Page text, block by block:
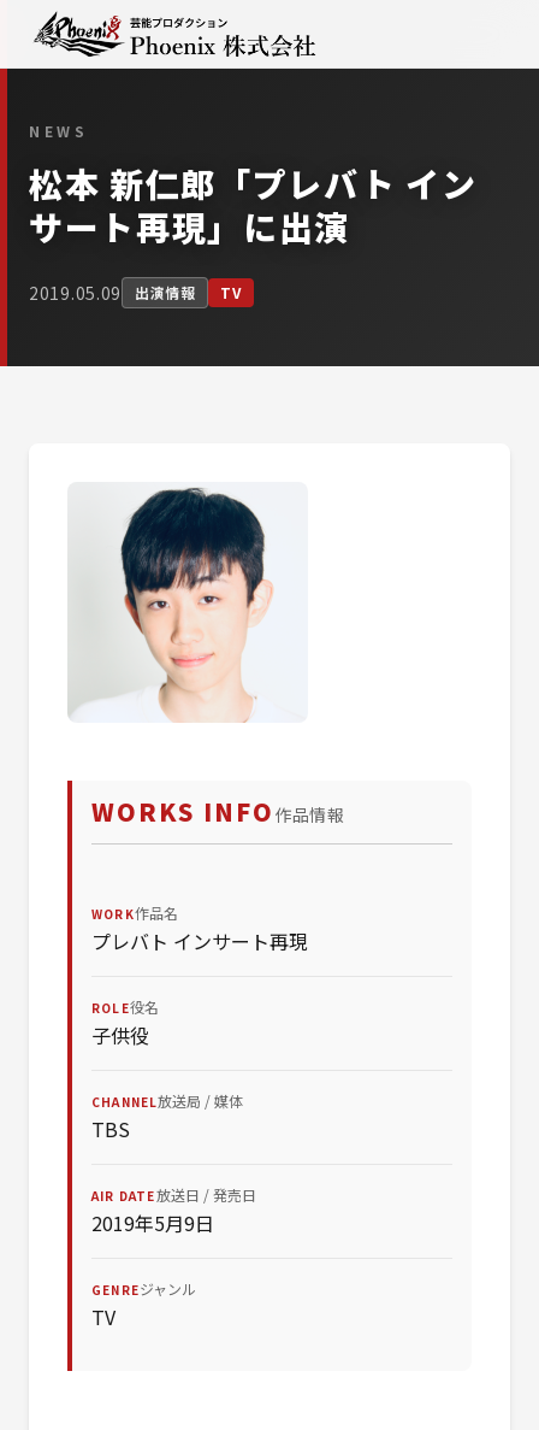
NEWS
松本 新仁郎「プレバト イン
サート再現」に出演
2019.05.09 出演情報 TV
WORKS INFO 作品情報
WORK作品名
プレバト インサート再現
ROLE役名
子供役
CHANNEL放送局 / 媒体
TBS
AIR DATE放送日 / 発売日
2019年5月9日
GENREジャンル
TV